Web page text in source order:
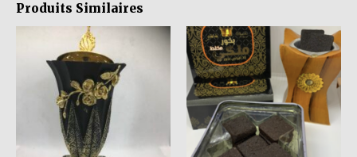
Produits Similaires